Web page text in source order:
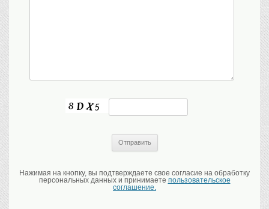
Нажимая на кнопку, вы подтверждаете свое согласие на обработку
персональных данных и принимаете пользовательское
соглашение.